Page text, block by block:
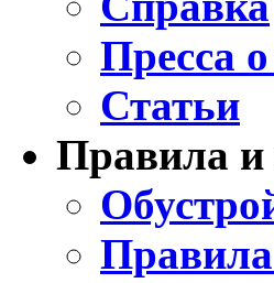
Пресса
Статьи
Правила и